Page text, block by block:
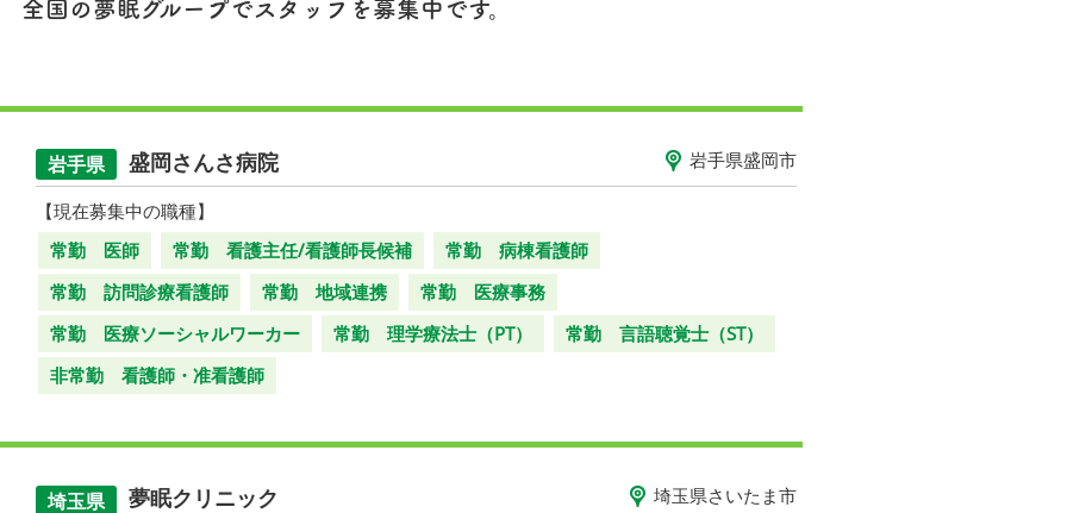
全国の夢眠グループでスタッフを募集中です。
岩手県 盛岡さんさ病院 岩手県盛岡市
【現在募集中の職種】
常勤 医師
常勤 看護主任/看護師長候補
常勤 病棟看護師
常勤 訪問診療看護師
常勤 地域連携
常勤 医療事務
常勤 医療ソーシャルワーカー
常勤 理学療法士（PT）
常勤 言語聴覚士（ST）
非常勤 看護師・准看護師
埼玉県 夢眠クリニック 埼玉県さいたま市